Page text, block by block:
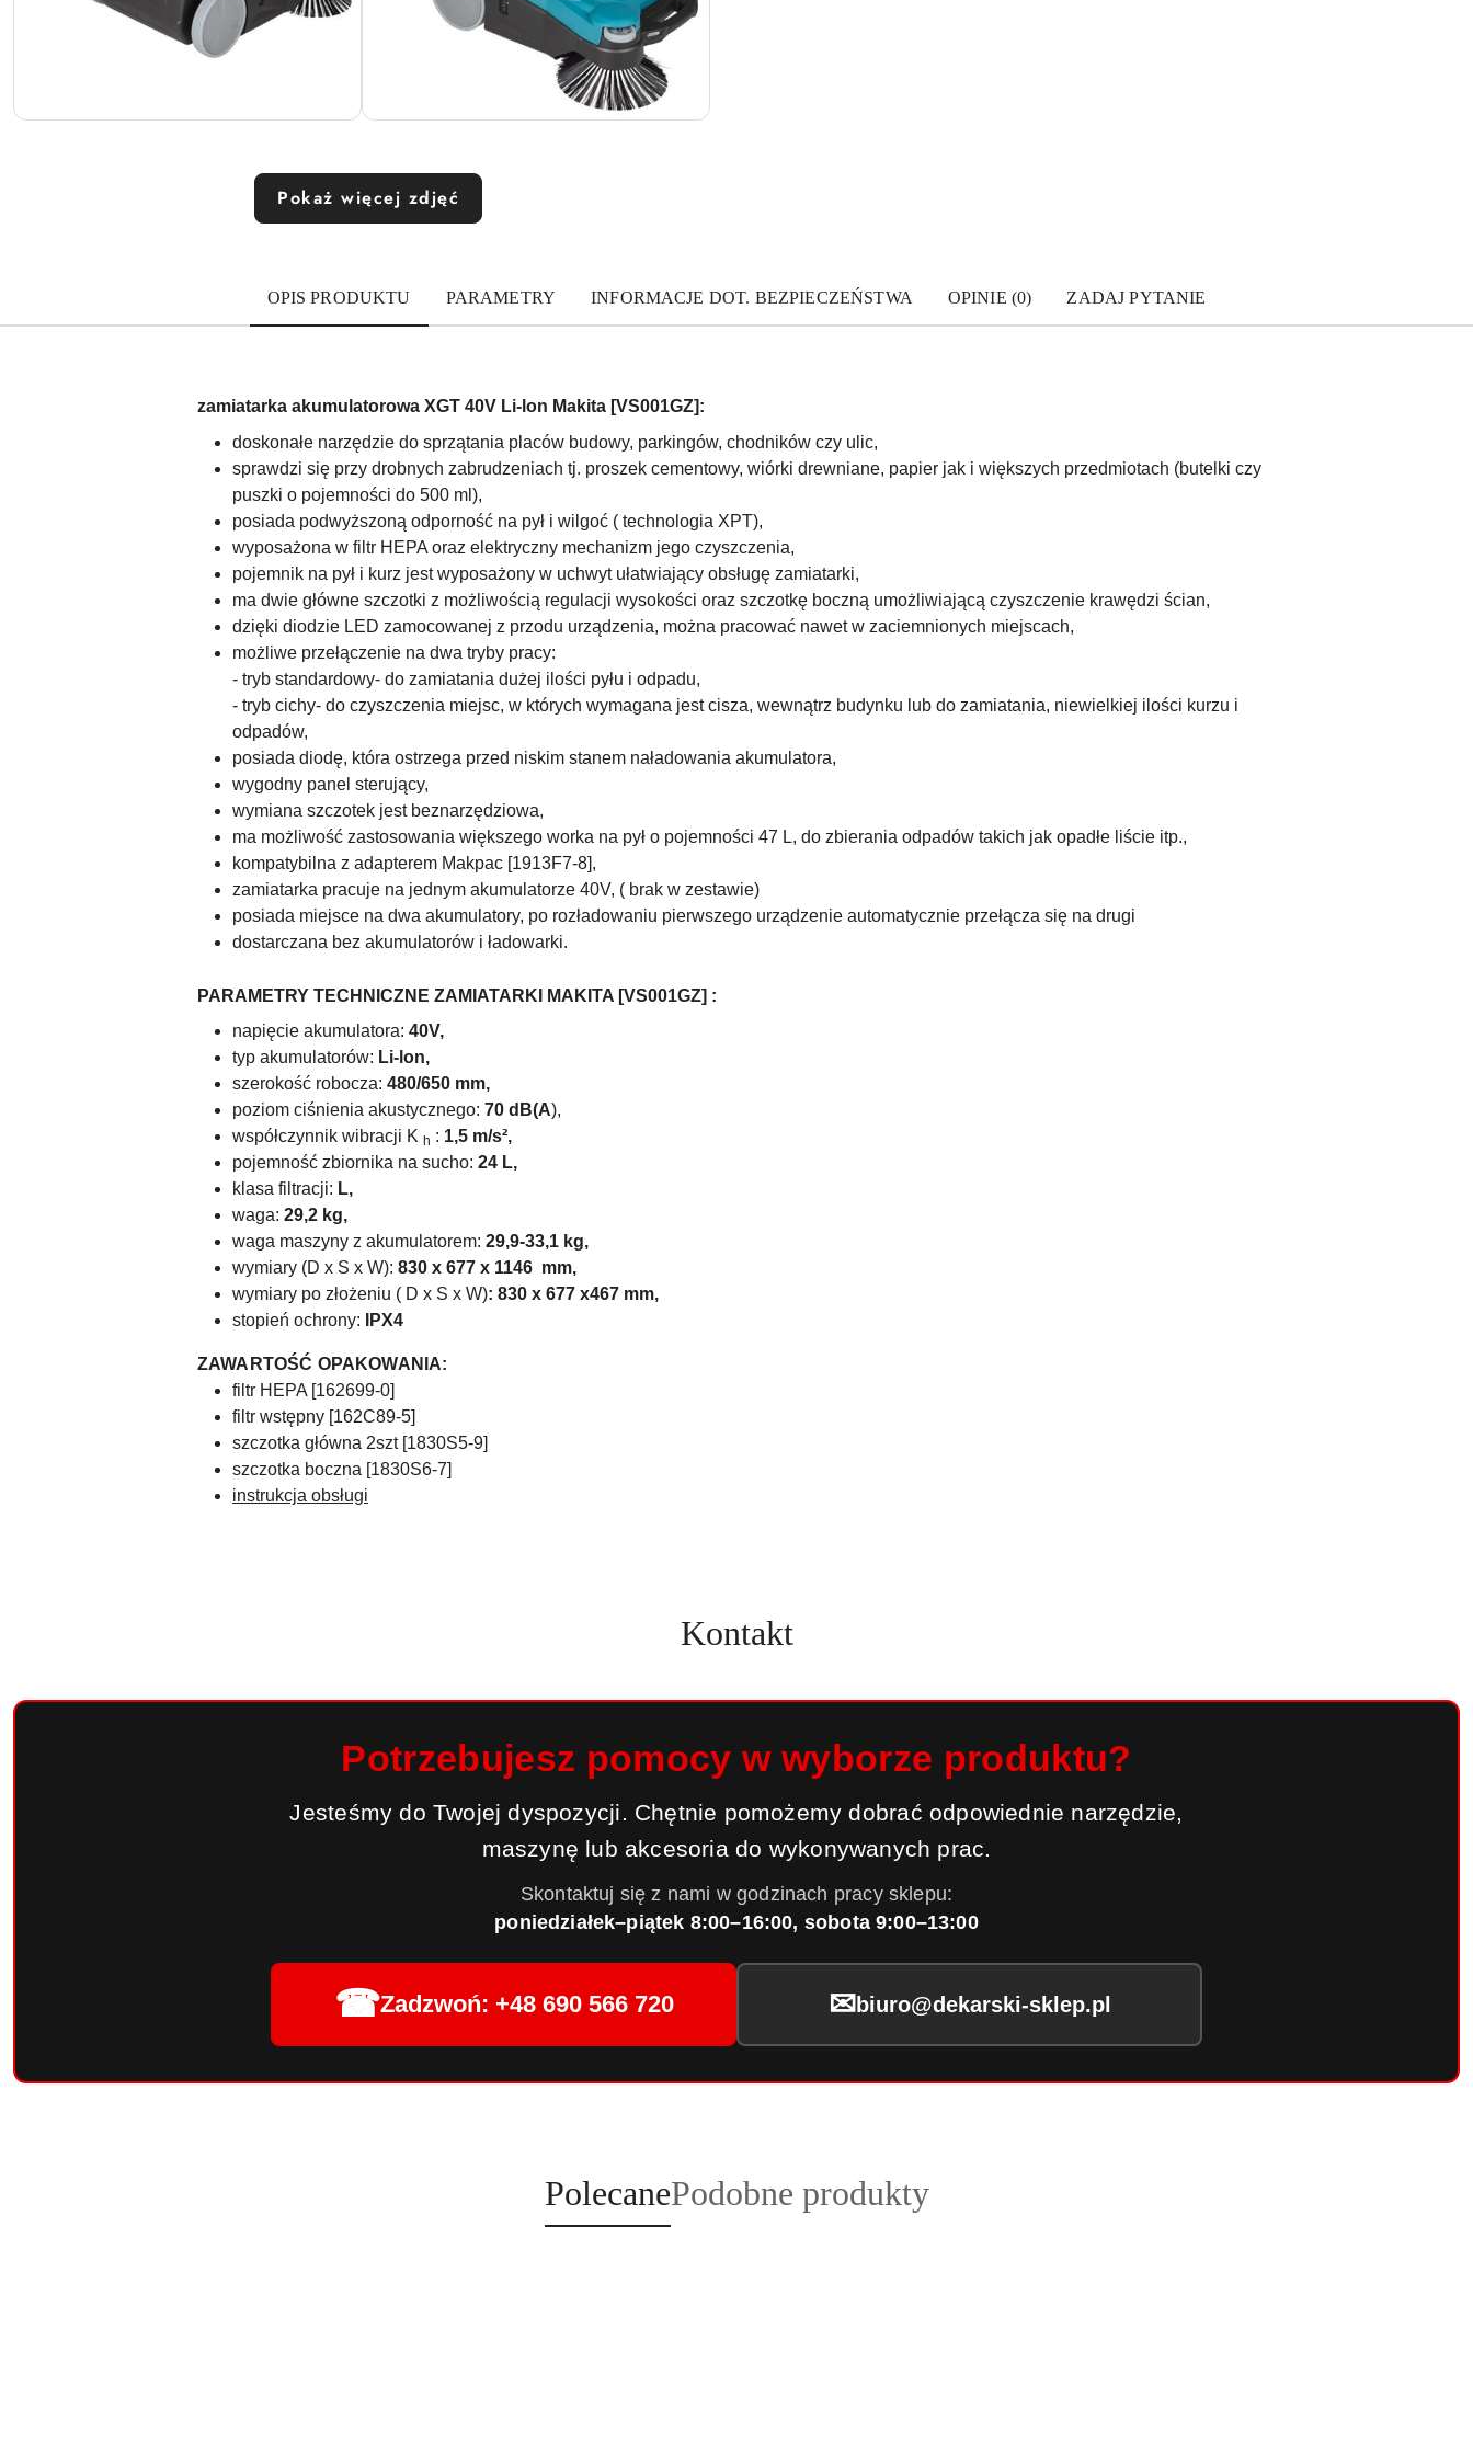
Pokaż więcej zdjęć
OPIS PRODUKTU PARAMETRY INFORMACJE DOT. BEZPIECZEŃSTWA OPINIE (0) ZADAJ PYTANIE
zamiatarka akumulatorowa XGT 40V Li-lon Makita [VS001GZ]:
doskonałe narzędzie do sprzątania placów budowy, parkingów, chodników czy ulic,
sprawdzi się przy drobnych zabrudzeniach tj. proszek cementowy, wiórki drewniane, papier jak i większych przedmiotach (butelki czy
puszki o pojemności do 500 ml),
posiada podwyższoną odporność na pył i wilgoć ( technologia XPT),
wyposażona w filtr HEPA oraz elektryczny mechanizm jego czyszczenia,
pojemnik na pył i kurz jest wyposażony w uchwyt ułatwiający obsługę zamiatarki,
ma dwie główne szczotki z możliwością regulacji wysokości oraz szczotkę boczną umożliwiającą czyszczenie krawędzi ścian,
dzięki diodzie LED zamocowanej z przodu urządzenia, można pracować nawet w zaciemnionych miejscach,
możliwe przełączenie na dwa tryby pracy:
- tryb standardowy- do zamiatania dużej ilości pyłu i odpadu,
- tryb cichy- do czyszczenia miejsc, w których wymagana jest cisza, wewnątrz budynku lub do zamiatania, niewielkiej ilości kurzu i
odpadów,
posiada diodę, która ostrzega przed niskim stanem naładowania akumulatora,
wygodny panel sterujący,
wymiana szczotek jest beznarzędziowa,
ma możliwość zastosowania większego worka na pył o pojemności 47 L, do zbierania odpadów takich jak opadłe liście itp.,
kompatybilna z adapterem Makpac [1913F7-8],
zamiatarka pracuje na jednym akumulatorze 40V, ( brak w zestawie)
posiada miejsce na dwa akumulatory, po rozładowaniu pierwszego urządzenie automatycznie przełącza się na drugi
dostarczana bez akumulatorów i ładowarki.
PARAMETRY TECHNICZNE ZAMIATARKI MAKITA [VS001GZ] :
napięcie akumulatora: 40V,
typ akumulatorów: Li-lon,
szerokość robocza: 480/650 mm,
poziom ciśnienia akustycznego: 70 dB(A),
współczynnik wibracji K h : 1,5 m/s²,
pojemność zbiornika na sucho: 24 L,
klasa filtracji: L,
waga: 29,2 kg,
waga maszyny z akumulatorem: 29,9-33,1 kg,
wymiary (D x S x W): 830 x 677 x 1146 mm,
wymiary po złożeniu ( D x S x W): 830 x 677 x467 mm,
stopień ochrony: IPX4
ZAWARTOŚĆ OPAKOWANIA:
filtr HEPA [162699-0]
filtr wstępny [162C89-5]
szczotka główna 2szt [1830S5-9]
szczotka boczna [1830S6-7]
instrukcja obsługi
Kontakt
Potrzebujesz pomocy w wyborze produktu?
Jesteśmy do Twojej dyspozycji. Chętnie pomożemy dobrać odpowiednie narzędzie,
maszynę lub akcesoria do wykonywanych prac.
Skontaktuj się z nami w godzinach pracy sklepu:
poniedziałek–piątek 8:00–16:00, sobota 9:00–13:00
☎Zadzwoń: +48 690 566 720 ✉ biuro@dekarski-sklep.pl
Produkty
o
PolecaneProdukty
o
Podobne produkty